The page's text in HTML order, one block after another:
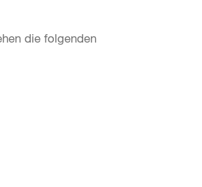
die folgenden